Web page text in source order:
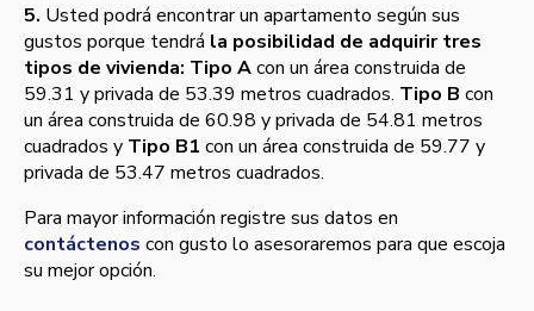
5. Usted podrá encontrar un apartamento según sus
gustos porque tendrá la posibilidad de adquirir tres
tipos de vivienda: Tipo Acon un área construida de
59.31 y privada de 53.39 metros cuadrados. Tipo B con
un área construida de 60.98 y privada de 54.81 metros
cuadrados y Tipo B1 con un área construida de 59.77 y
privada de 53.47 metros cuadrados.
Para mayor información registre sus datos en
contáctenos con gusto lo asesoraremos para que escoja
su mejor opción.